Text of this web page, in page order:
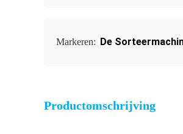
Markeren: De
Productomschrijving